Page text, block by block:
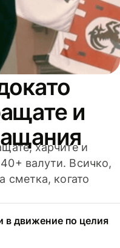
и
харчите и
валути. Всичко,
сметка, когато
в движение по целия